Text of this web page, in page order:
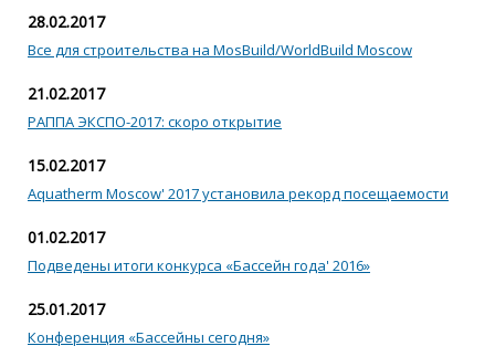
28.02.2017
Все для строительства на MosBuild/WorldBuild Moscow
21.02.2017
РАППА ЭКСПО-2017: скоро открытие
15.02.2017
Aquatherm Moscow' 2017 установила рекорд посещаемости
01.02.2017
Подведены итоги конкурса «Бассейн года' 2016»
25.01.2017
Конференция «Бассейны сегодня»